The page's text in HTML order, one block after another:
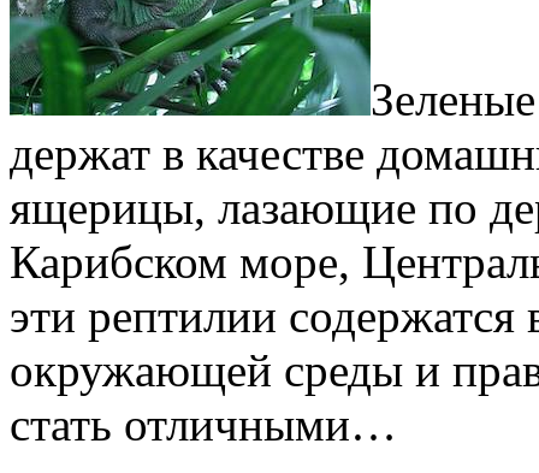
держат в качестве
ящерицы, лазающие по
Карибском море,
эти рептилии
окружающей среды и
стать отличными…